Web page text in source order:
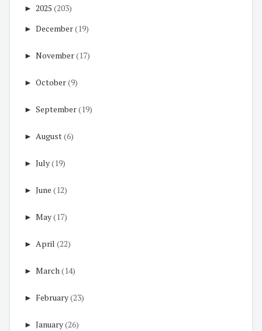
► 2025 (203)
► December(19)
► November(17)
► October(9)
► September(19)
► August(6)
► July(19)
► June (12)
► May(17)
► April (22)
► March(14)
► February(23)
► January(26)